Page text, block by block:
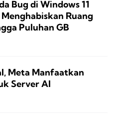
Bug di Windows 11
Ruang
Puluhan GB
Meta Manfaatkan
Server AI